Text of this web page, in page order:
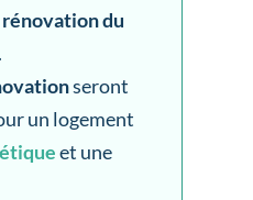
rénovation du
.
seront
un logement
et une